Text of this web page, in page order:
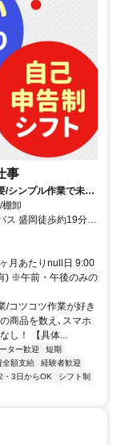
事
/シンプル作業で未経
卸
盛岡徒歩約19分、
分(営業所)
月あたりnull日 9:00
) ※午前・午後のみの
/コツコツ作業が好き
商品を数え､スマホ
し！ 【具体...
ター歓迎
短期
全額支給
経験者歓迎
・3日からOK
シフト制